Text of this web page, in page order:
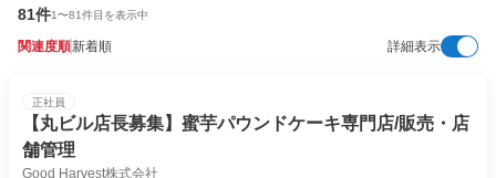
81件1〜81件目を表示中
関連度順新着順 詳細表示
正社員
【丸ビル店長募集】蜜芋パウンドケーキ専門店/販売・店
舗管理
Good Harvest株式会社